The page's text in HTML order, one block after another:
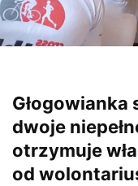
dwoje
otrzymuje
od